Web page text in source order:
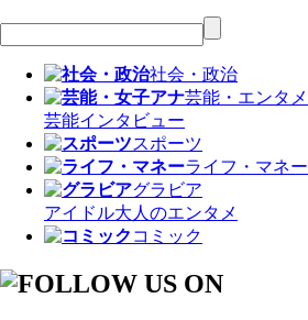
社会・政治
芸能・エンタメ
芸能インタビュー
スポーツ
ライフ・マネー
グラビア
アイドル大人のエンタメ
コミック